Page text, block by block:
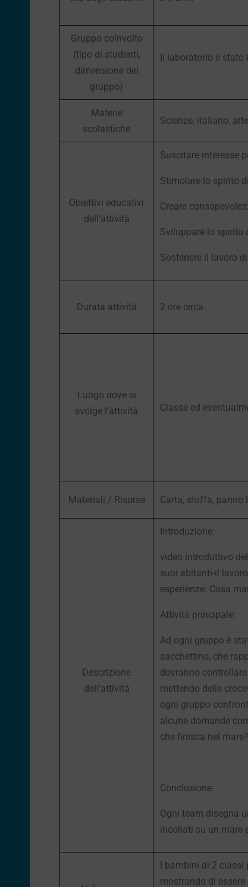
Gruppo coinvolto
(tipo di studenti,
dimensione del
gruppo)
Il laboratorio è
Materie
scolastiche
Scienze, italiano,
Obiettivi educativi
dell’attività
Suscitare interesse
Stimolare lo spirito
Creare
Sviluppare lo spirito
Sostenere il lavoro
Durata attività 2 ore circa
Luogo dove si
svolge l’attività
Classe ed
Materiali / Risorse Carta, stoffa, panno
Descrizione
dell’attività
Introduzione:
video introduttivo
suoi abitanti-il
esperienze. Cosa
Attività principale:
Ad ogni gruppo è
sacchettino, che
dovranno
mettendo delle
ogni gruppo
alcune domande
che finisca nel mare?
Conclusione:
Ogni team disegna
incollati su un mare
I bambini di 2
mostrando di